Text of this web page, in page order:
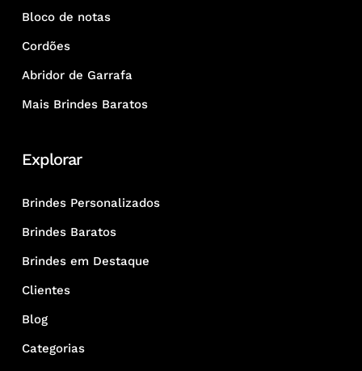
Bloco de notas
Cordões
Abridor de Garrafa
Mais Brindes Baratos
Explorar
Brindes Personalizados
Brindes Baratos
Brindes em Destaque
Clientes
Blog
Categorias